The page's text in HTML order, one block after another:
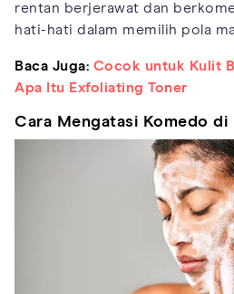
rentan berjerawat dan
hati-hati dalam memilih pola
Baca Juga: Cocok untuk Kulit
Apa Itu Exfoliating Toner
Cara Mengatasi Komedo di